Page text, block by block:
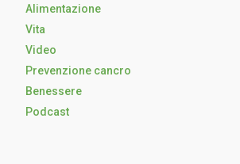
Alimentazione
Vita
Video
Prevenzione cancro
Benessere
Podcast